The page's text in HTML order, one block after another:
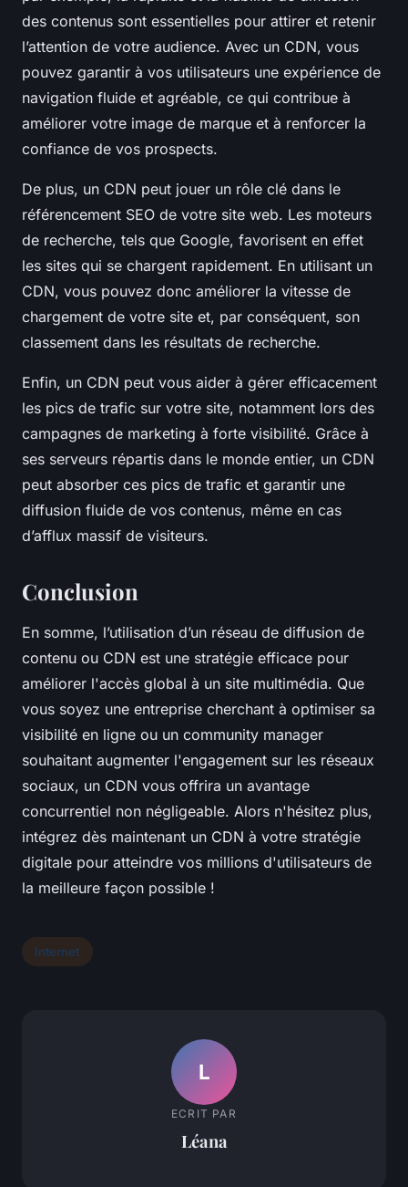
des contenus sont essentielles pour attirer et retenir
l’attention de votre audience. Avec un CDN, vous
pouvez garantir à vos utilisateurs une expérience de
navigation fluide et agréable, ce qui contribue à
améliorer votre image de marque et à renforcer la
confiance de vos prospects.
De plus, un CDN peut jouer un rôle clé dans le
référencement SEO de votre site web. Les moteurs
de recherche, tels que Google, favorisent en effet
les sites qui se chargent rapidement. En utilisant un
CDN, vous pouvez donc améliorer la vitesse de
chargement de votre site et, par conséquent, son
classement dans les résultats de recherche.
Enfin, un CDN peut vous aider à gérer efficacement
les pics de trafic sur votre site, notamment lors des
campagnes de marketing à forte visibilité. Grâce à
ses serveurs répartis dans le monde entier, un CDN
peut absorber ces pics de trafic et garantir une
diffusion fluide de vos contenus, même en cas
d’afflux massif de visiteurs.
Conclusion
En somme, l’utilisation d’un réseau de diffusion de
contenu ou CDN est une stratégie efficace pour
améliorer l'accès global à un site multimédia. Que
vous soyez une entreprise cherchant à optimiser sa
visibilité en ligne ou un community manager
souhaitant augmenter l'engagement sur les réseaux
sociaux, un CDN vous offrira un avantage
concurrentiel non négligeable. Alors n'hésitez plus,
intégrez dès maintenant un CDN à votre stratégie
digitale pour atteindre vos millions d'utilisateurs de
la meilleure façon possible !
Internet
L
ECRIT PAR
Léana